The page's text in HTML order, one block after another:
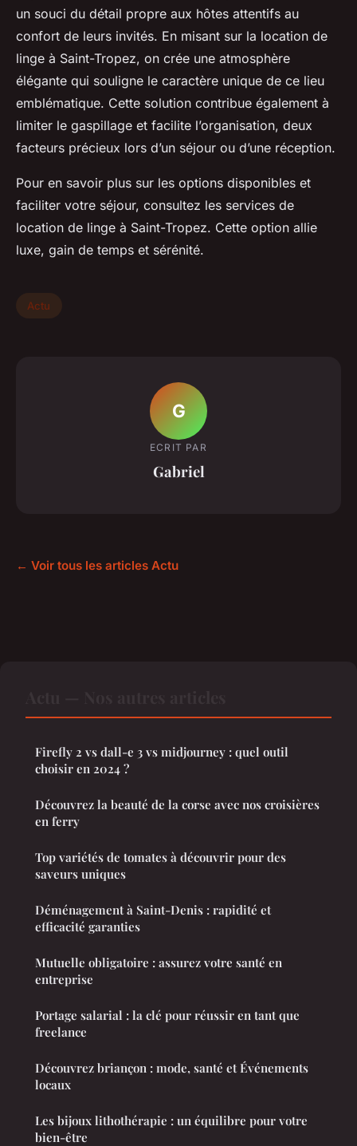
un souci du détail propre aux hôtes attentifs au
confort de leurs invités. En misant sur la location de
linge à Saint-Tropez, on crée une atmosphère
élégante qui souligne le caractère unique de ce lieu
emblématique. Cette solution contribue également à
limiter le gaspillage et facilite l’organisation, deux
facteurs précieux lors d’un séjour ou d’une réception.
Pour en savoir plus sur les options disponibles et
faciliter votre séjour, consultez les services de
location de linge à Saint-Tropez. Cette option allie
luxe, gain de temps et sérénité.
Actu
G
ECRIT PAR
Gabriel
← Voir tous les articles Actu
Firefly 2 vs dall-e 3 vs midjourney : quel outil
choisir en 2024 ?
Découvrez la beauté de la corse avec nos croisières
en ferry
Top variétés de tomates à découvrir pour des
saveurs uniques
Déménagement à Saint-Denis : rapidité et
efficacité garanties
Mutuelle obligatoire : assurez votre santé en
entreprise
Portage salarial : la clé pour réussir en tant que
freelance
Découvrez briançon : mode, santé et Événements
locaux
Les bijoux lithothérapie : un équilibre pour votre
bien-être